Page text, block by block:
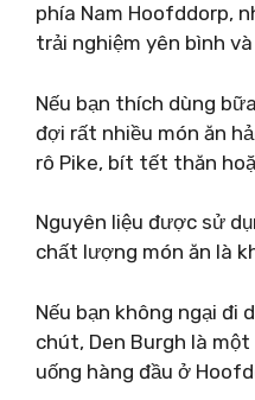
phía Nam Hoofddorp,
trải nghiệm yên bình
Nếu bạn thích dùng
đợi rất nhiều món ăn
rô Pike, bít tết thăn
Nguyên liệu được sử
chất lượng món ăn là
Nếu bạn không ngại đi
chút, Den Burgh là
uống hàng đầu ở